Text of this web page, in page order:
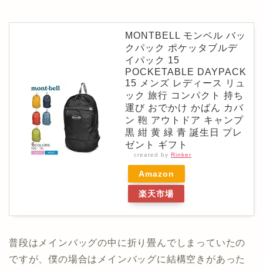
MONTBELL モンベル バッ
クパック ポケッタブルデ
イパック 15
POCKETABLE DAYPACK
15 メンズ レディース リュ
ック 旅行 コンパクト 持ち
運び おでかけ かばん カバ
ン 鞄 アウトドア キャンプ
黒 紺 黄 緑 青 誕生日 プレ
ゼント ギフト
created by Rinker
Amazon
楽天市場
普段はメインバッグの中に折り畳んでしまっていたの
ですが、僕の場合はメインバッグに結構空きがあった